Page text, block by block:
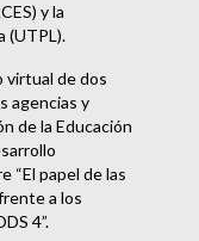
y la
(UTPL).
virtual de dos
agencias y
de la Educación
“El papel de las
a los
4”.